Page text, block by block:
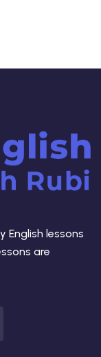
English lessons
are